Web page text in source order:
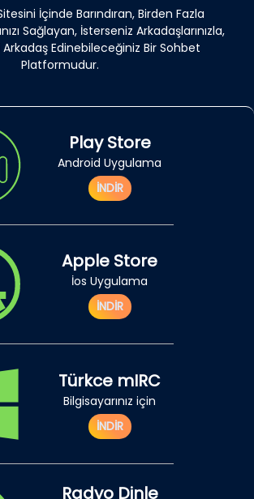
İçinde Barındıran, Birden Fazla
Sağlayan, İsterseniz Arkadaşlarınızla,
Edinebileceğiniz Bir Sohbet
Platformudur.
Play Store
Android Uygulama
İNDİR
Apple Store
İos Uygulama
İNDİR
Türkce mIRC
Bilgisayarınız için
İNDİR
Radyo Dinle